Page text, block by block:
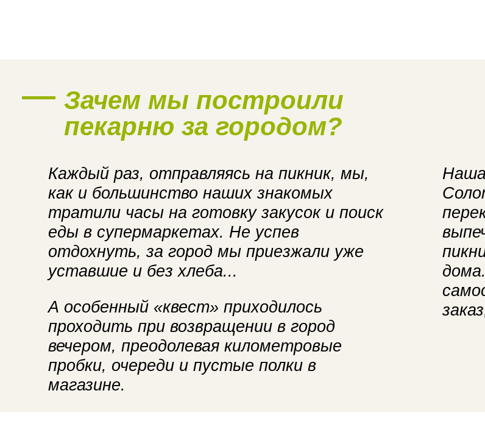
Наше производство
Зачем мы построили
пекарню за городом?
Каждый раз, отправляясь на пикник, мы,
как и большинство наших знакомых
тратили часы на готовку закусок и поиск
еды в супермаркетах. Не успев
отдохнуть, за город мы приезжали уже
уставшие и без хлеба...
А особенный «квест» приходилось
проходить при возвращении в город
вечером, преодолевая километровые
пробки, очереди и пустые полки в
магазине.
Наша